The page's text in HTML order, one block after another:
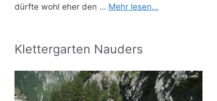
dürfte wohl eher den … Mehr lesen…
Klettergarten Nauders